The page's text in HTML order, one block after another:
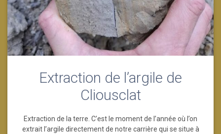
Extraction de l’argile de
Cliousclat
Extraction de la terre. C’est le moment de l’année où l’on
extrait l’argile directement de notre carrière qui se situe à